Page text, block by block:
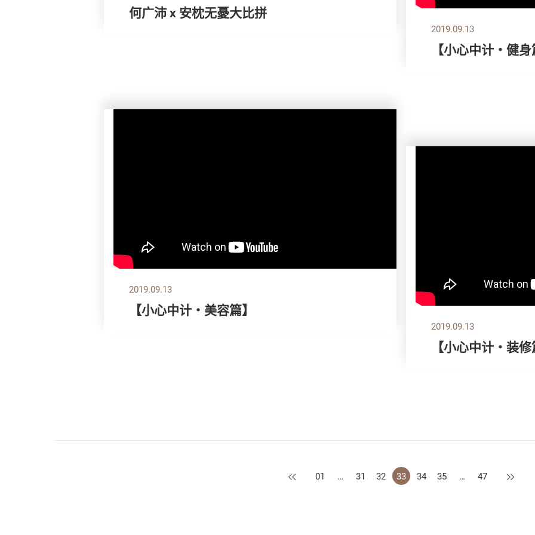
何广沛 x 安枕无憂大比拼
2019.09.13
【小心中计‧健
2019.09.13
【小心中计‧美容篇】
2019.09.13
【小心中计‧装
上一页
01 … 31 32 33 34 35 … 47 下一页